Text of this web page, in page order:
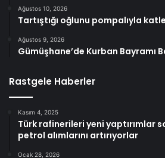
Ağustos 10, 2026
Tartıştığı oğlunu pompalıyla
Ağustos 9, 2026
Gümüşhane’de Kurban Bayramı
Rastgele Haberler
Kasım 4, 2025
Türk rafinerileri yeni yaptırımlar
petrol alımlarını artırıyorlar
Ocak 28, 2026